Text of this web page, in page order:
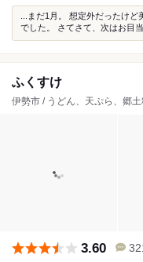
...まだ1月。 想定外だったけ
でした。 さてさて、次はお目
ふくすけ
伊勢市 / うどん、天ぷら、郷土
3.60